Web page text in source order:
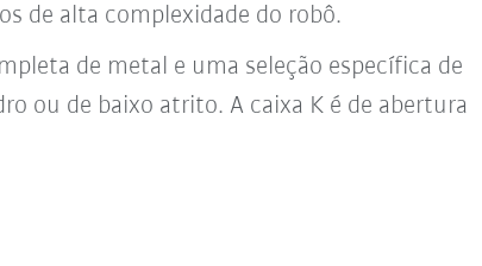
de alta complexidade do robô.
de metal e uma seleção específica de
ou de baixo atrito. A caixa K é de abertura